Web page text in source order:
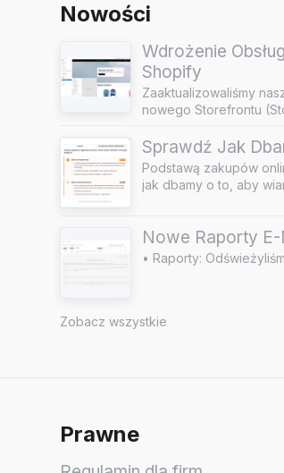
Nowości
Wdrożenie
Shopify
Zaaktualizowaliśmy
nowego Storefrontu
Sprawdź Jak
Podstawą zakupów
jak dbamy o to, aby
Nowe Raporty E-
• Raporty:
Zobacz wszystkie
Prawne